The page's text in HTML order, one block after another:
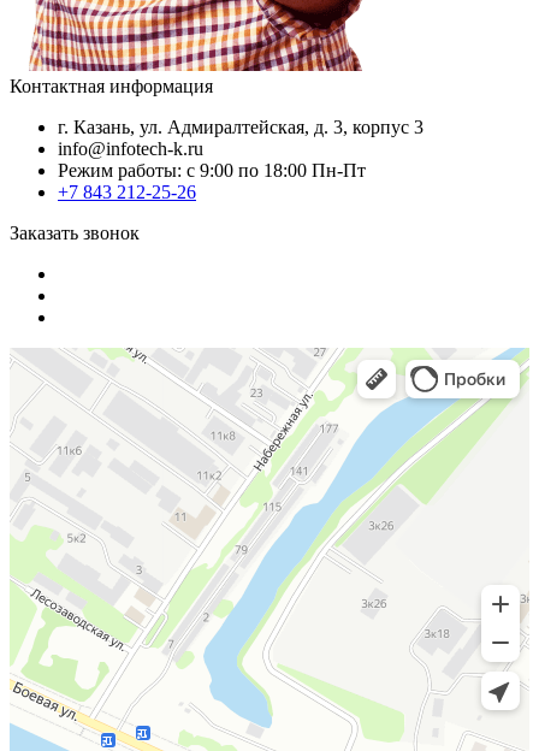
Контактная информация
г. Казань, ул. Адмиралтейская, д. 3, корпус 3
info@infotech-k.ru
Режим работы: с 9:00 по 18:00 Пн-Пт
+7 843 212-25-26
Заказать звонок